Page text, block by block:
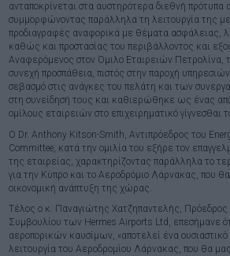
ανταποκρίνεται στα αυστηρότερα διεθνή πρότυπα
συμμορφώνοντας παράλληλα τη λειτουργία της
προδιαγραφές αναφορικά με θέματα ασφάλειας,
καθώς και προστασίας του περιβάλλοντος και
Αναφερόμενος στον Όμιλο Εταιρειών Πετρολίνα,
συνεχή προσπάθεια, πιστός στην παροχή
σεβασμό στις ανάγκες του πελάτη και των
στη συνείδησή τους και καθιερώθηκε ως ένας
ομίλους εταιρειών στο επιχειρηματικό γίγνεσθαι
O Dr. Anthony Kitson-Smith, Αντιπρόεδρος του
Committee, κατά την ομιλία του εξήρε τον
της εταιρείας, χαρακτηρίζοντας παράλληλα το
για την Κύπρο και το Αεροδρόμιο Λάρνακας, που
οικονομική ανάπτυξη της χώρας.
Τέλος ο κ. Παναγιώτης Χατζηπαντελής, Πρόεδρος
Συμβουλίου των Hermes Airports Ltd, επεσήμανε
αεροπορικών καυσίμων, «αποτελεί ένα ουσιαστικό
λειτουργία του Αεροδρομίου Λάρνακας, που θα